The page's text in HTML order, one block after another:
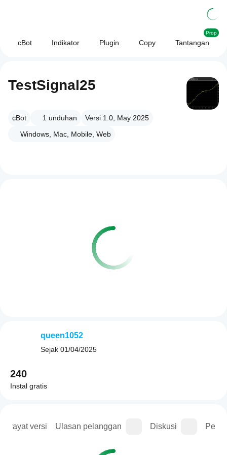
cBot Indikator Plugin Copy Tantangan
Prop
TestSignal25
cBot 1 unduhan
Versi 1.0, May 2025
Windows, Mac, Mobile, Web
versi Ulasan pelanggan Diskusi
queen1052
Sejak 01/04/2025
240
Instal gratis